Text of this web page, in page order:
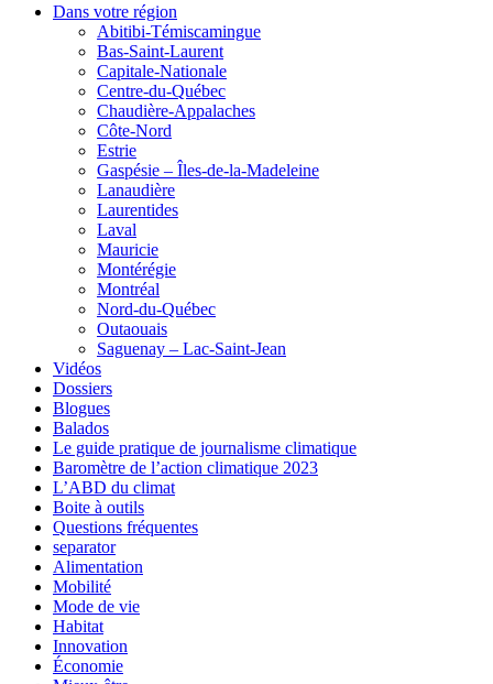
Dans votre région
Abitibi-Témiscamingue
Bas-Saint-Laurent
Capitale-Nationale
Centre-du-Québec
Chaudière-Appalaches
Côte-Nord
Estrie
Gaspésie – Îles-de-la-Madeleine
Lanaudière
Laurentides
Laval
Mauricie
Montérégie
Montréal
Nord-du-Québec
Outaouais
Saguenay – Lac-Saint-Jean
Vidéos
Dossiers
Blogues
Balados
Le guide pratique de journalisme climatique
Baromètre de l’action climatique 2023
L’ABD du climat
Boite à outils
Questions fréquentes
separator
Alimentation
Mobilité
Mode de vie
Habitat
Innovation
Économie